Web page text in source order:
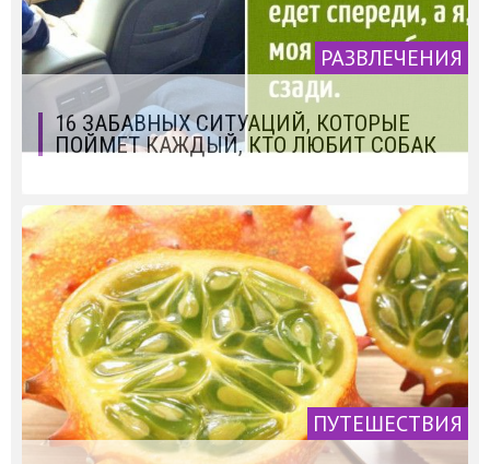
РАЗВЛЕЧЕНИЯ
16 ЗАБАВНЫХ СИТУАЦИЙ, КОТОРЫЕ
ПОЙМЕТ КАЖДЫЙ, КТО ЛЮБИТ СОБАК
ПУТЕШЕСТВИЯ